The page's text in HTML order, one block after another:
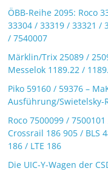
ÖBB-Reihe 2095: Roco
33304 / 33319 / 33321 /
/ 7540007
Märklin/Trix 25089 /
Messelok 1189.22 /
Piko 59160 / 59376 –
Ausführung/Swietelsky-
Roco 7500099 /
Crossrail 186 905 / BLS
186 / LTE 186
Die UIC-Y-Wagen der